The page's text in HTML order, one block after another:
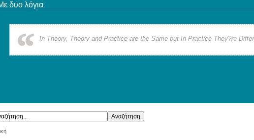
δυο λόγια
In Theory, Theory and Practice are the Same but In Practice They?re